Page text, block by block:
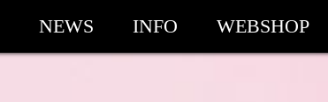
NEWS INFO WEBSHOP